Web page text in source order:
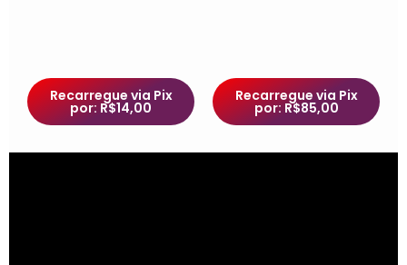
Recarregue via Pix
por: R$14,00
Recarregue via Pix
por: R$85,00